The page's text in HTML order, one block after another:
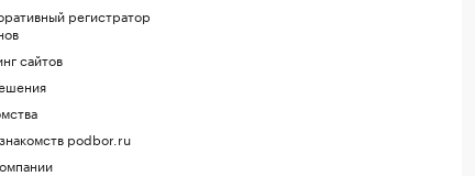
регистратор
сайтов
podbor.ru